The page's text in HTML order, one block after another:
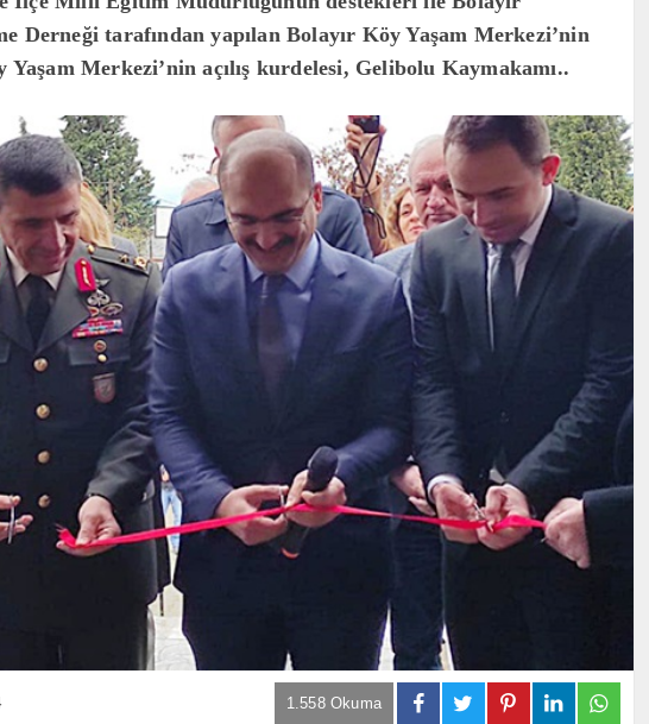
Derneği tarafından yapılan Bolayır Köy Yaşam Merkezi’nin
Yaşam Merkezi’nin açılış kurdelesi, Gelibolu Kaymakamı..
1.558 Okuma